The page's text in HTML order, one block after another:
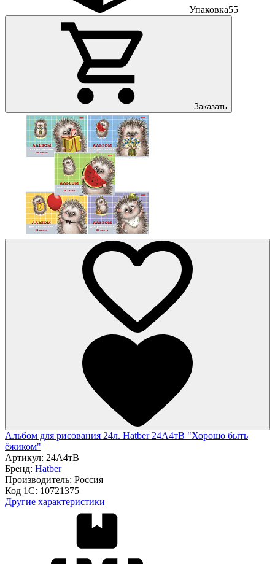
Упаковка55
Заказать
Альбом для рисования 24л. Hatber 24А4тВ "Хорошо быть
ёжиком"
Артикул: 24А4тВ
Бренд: Hatber
Производитель: Россия
Код 1С: 10721375
Другие характеристики